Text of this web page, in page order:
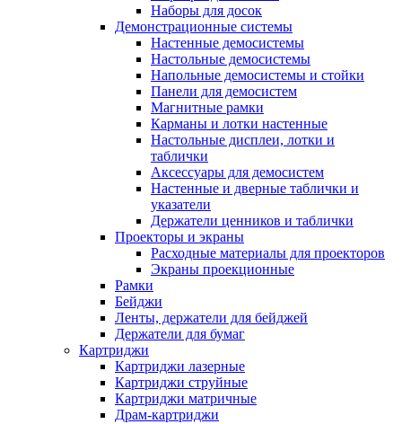
Наборы для досок
Демонстрационные системы
Настенные демосистемы
Настольные демосистемы
Напольные демосистемы и стойки
Панели для демосистем
Магнитные рамки
Карманы и лотки настенные
Настольные дисплеи, лотки и
таблички
Аксессуары для демосистем
Настенные и дверные таблички и
указатели
Держатели ценников и таблички
Проекторы и экраны
Расходные материалы для проекторов
Экраны проекционные
Рамки
Бейджи
Ленты, держатели для бейджей
Держатели для бумаг
Картриджи
Картриджи лазерные
Картриджи струйные
Картриджи матричные
Драм-картриджи